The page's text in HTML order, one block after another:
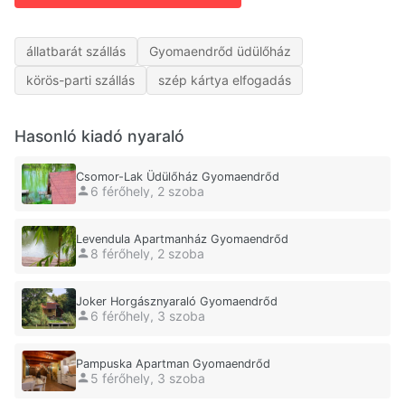
állatbarát szállás
Gyomaendrőd üdülőház
körös-parti szállás
szép kártya elfogadás
Hasonló kiadó nyaraló
Csomor-Lak Üdülőház Gyomaendrőd
6 férőhely, 2 szoba
Levendula Apartmanház Gyomaendrőd
8 férőhely, 2 szoba
Joker Horgásznyaraló Gyomaendrőd
6 férőhely, 3 szoba
Pampuska Apartman Gyomaendrőd
5 férőhely, 3 szoba